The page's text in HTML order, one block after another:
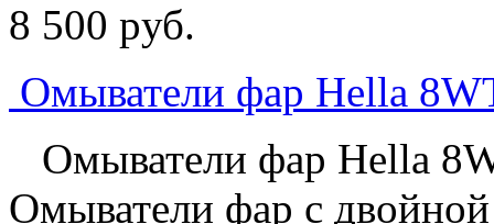
8 500 pуб.
Омыватели фар Hella
Омыватели фар Hella
Омыватели фар с